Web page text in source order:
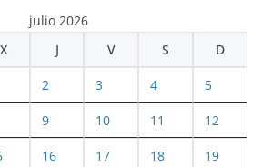
julio 2026
X J V S D
2 3 4 5
9 10 11 12
16 17 18 19